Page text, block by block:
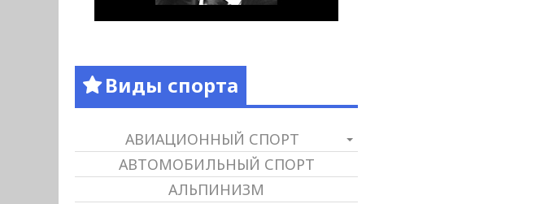
Виды спорта
АВИАЦИОННЫЙ СПОРТ
АВТОМОБИЛЬНЫЙ СПОРТ
АЛЬПИНИЗМ